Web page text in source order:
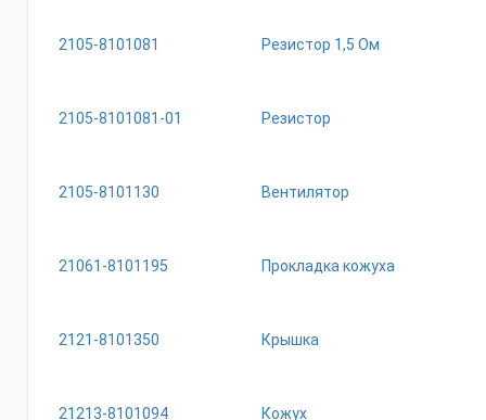
2105-8101081 Резистор 1,5 Ом
2105-8101081-01 Резистор
2105-8101130 Вентилятор
21061-8101195 Прокладка кожуха
2121-8101350 Крышка
21213-8101094 Кожух